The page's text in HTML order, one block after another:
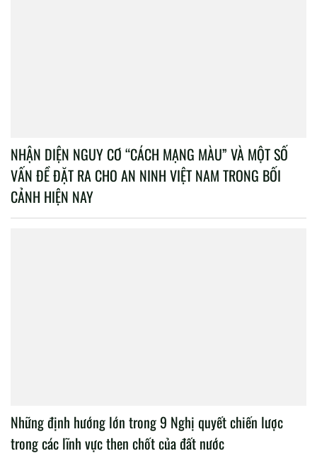
NHẬN DIỆN NGUY CƠ “CÁCH MẠNG MÀU” VÀ MỘT SỐ
VẤN ĐỀ ĐẶT RA CHO AN NINH VIỆT NAM TRONG BỐI
CẢNH HIỆN NAY
Những định hướng lớn trong 9 Nghị quyết chiến lược
trong các lĩnh vực then chốt của đất nước